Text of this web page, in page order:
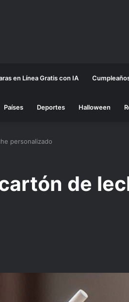
en Línea Gratis con IA
Países Deportes Halloween
personalizado
de